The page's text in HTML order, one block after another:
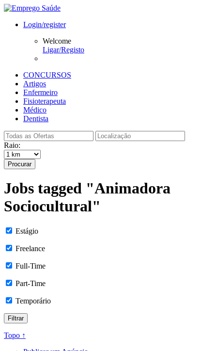
Login/register
Welcome
Ligar/Registo
CONCURSOS
Artigos
Enfermeiro
Fisioterapeuta
Médico
Dentista
Raio:
Procurar
Jobs tagged "Animadora
Sociocultural"
Estágio
Freelance
Full-Time
Part-Time
Temporário
Topo ↑